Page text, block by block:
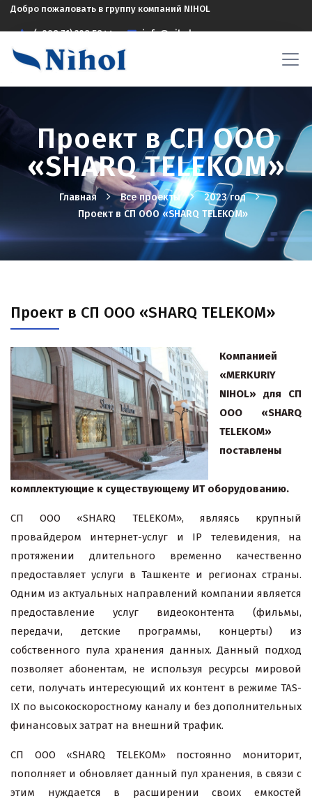
Добро пожаловать в группу компаний NIHOL
(+998 71) 208 5844 info@nihol.uz
Проект в СП ООО
«SHARQ TELEKOM»
Главная Все проекты
2023 год
Проект в СП ООО «SHARQ TELEKOM»
Проект в СП ООО «SHARQ TELEKOM»
Компанией
«MERKURIY
NIHOL» для СП
ООО «SHARQ
TELEKOM»
поставлены
комплектующие к существующему ИТ оборудованию.
СП ООО «SHARQ TELEKOM», являясь крупный
провайдером интернет-услуг и IP телевидения, на
протяжении длительного временно качественно
предоставляет услуги в Ташкенте и регионах страны.
Одним из актуальных направлений компании является
предоставление услуг видеоконтента (фильмы,
передачи, детские программы, концерты) из
собственного пула хранения данных. Данный подход
позволяет абонентам, не используя ресурсы мировой
сети, получать интересующий их контент в режиме TAS-
IX по высокоскоростному каналу и без дополнительных
финансовых затрат на внешний трафик.
СП ООО «SHARQ TELEKOM» постоянно мониторит,
пополняет и обновляет данный пул хранения, в связи с
этим нуждается в расширении своих емкостей